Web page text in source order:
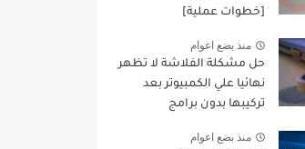
[خطوات عملية]
منذ بضع اعوام
حل مشكلة الفلاشة لا تظهر
نهائيا علي الكمبيوتر بعد
تركيبها بدون برامج
منذ بضع اعوام